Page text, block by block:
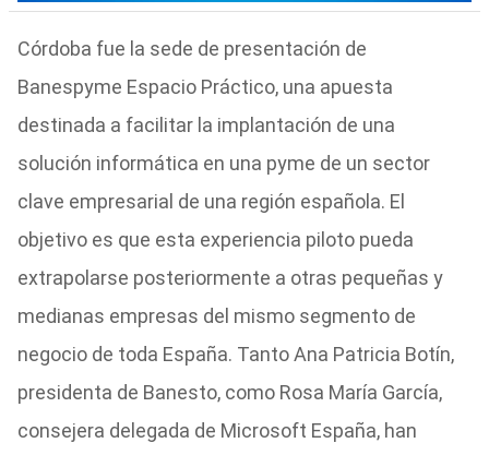
Córdoba fue la sede de presentación de
Banespyme Espacio Práctico, una apuesta
destinada a facilitar la implantación de una
solución informática en una pyme de un sector
clave empresarial de una región española. El
objetivo es que esta experiencia piloto pueda
extrapolarse posteriormente a otras pequeñas y
medianas empresas del mismo segmento de
negocio de toda España. Tanto Ana Patricia Botín,
presidenta de Banesto, como Rosa María García,
consejera delegada de Microsoft España, han